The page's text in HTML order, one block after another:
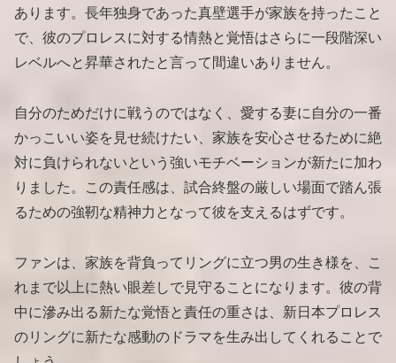
あります。長年独身であった真壁選手が家族を持ったこと
で、彼のプロレスに対する情熱と覚悟はさらに一段階深い
レベルへと昇華されたと言って間違いありません。
自分のためだけに戦うのではなく、愛する妻に自分の一番
かっこいい姿を見せ続けたい、家族を安心させるために絶
対に負けられないという強いモチベーションが新たに加わ
りました。この責任感は、試合終盤の厳しい場面で踏ん張
るための強靭な精神力となって彼を支えるはずです。
ファンは、家族を背負ってリングに立つ男の生き様を、こ
れまで以上に熱い眼差しで見守ることになります。彼の背
中に滲み出る新たな覚悟と責任の重さは、新日本プロレス
のリングに新たな感動のドラマを生み出してくれることで